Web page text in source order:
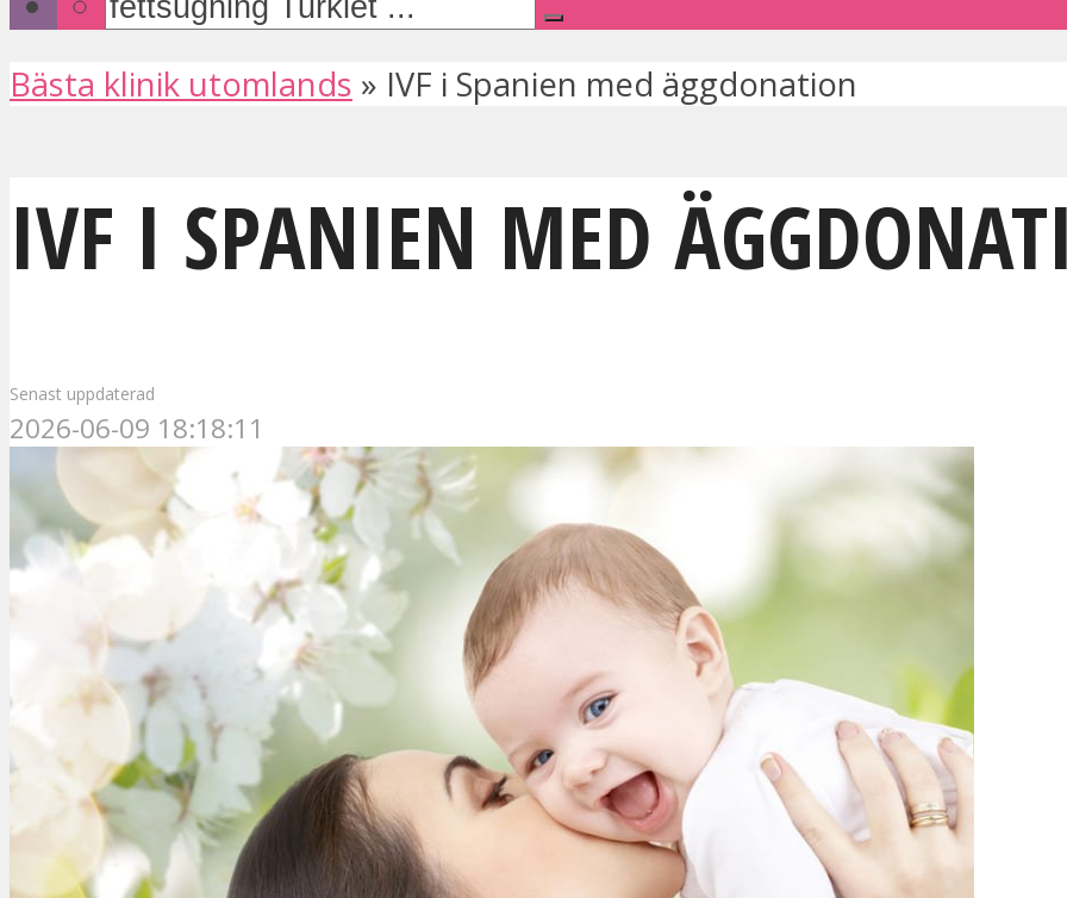
Bästa klinik utomlands » IVF i Spanien med äggdonation
IVF I SPANIEN MED
Senast uppdaterad
2026-06-09 18:18:11